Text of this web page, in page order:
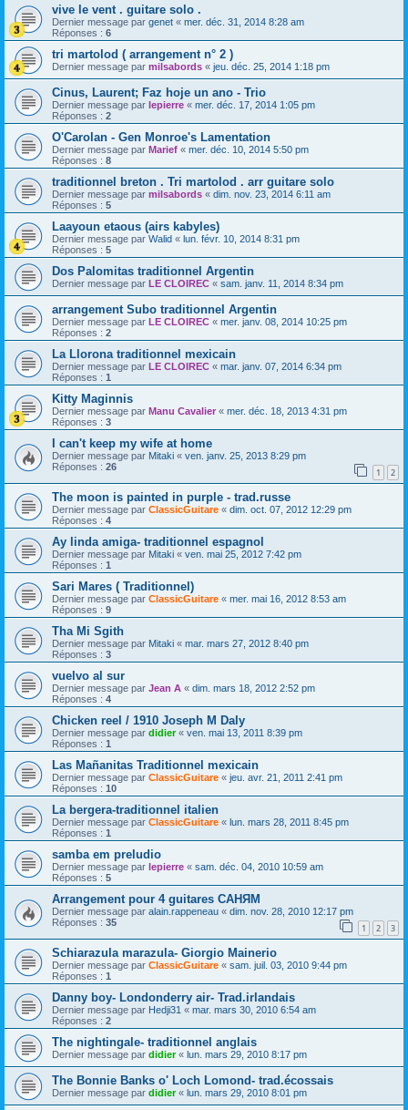
vive le vent . guitare solo .
Dernier message par genet « mer. déc. 31, 2014 8:28 am
Réponses : 6
tri martolod ( arrangement n° 2 )
Dernier message par milsabords « jeu. déc. 25, 2014 1:18 pm
Cinus, Laurent; Faz hoje un ano - Trio
Dernier message par lepierre « mer. déc. 17, 2014 1:05 pm
Réponses : 2
O'Carolan - Gen Monroe's Lamentation
Dernier message par Marief « mer. déc. 10, 2014 5:50 pm
Réponses : 8
traditionnel breton . Tri martolod . arr guitare solo
Dernier message par milsabords « dim. nov. 23, 2014 6:11 am
Réponses : 5
Laayoun etaous (airs kabyles)
Dernier message par Walid « lun. févr. 10, 2014 8:31 pm
Réponses : 5
Dos Palomitas traditionnel Argentin
Dernier message par LE CLOIREC « sam. janv. 11, 2014 8:34 pm
arrangement Subo traditionnel Argentin
Dernier message par LE CLOIREC « mer. janv. 08, 2014 10:25 pm
Réponses : 2
La Llorona traditionnel mexicain
Dernier message par LE CLOIREC « mar. janv. 07, 2014 6:34 pm
Réponses : 1
Kitty Maginnis
Dernier message par Manu Cavalier « mer. déc. 18, 2013 4:31 pm
Réponses : 3
I can't keep my wife at home
Dernier message par Mitaki « ven. janv. 25, 2013 8:29 pm
Réponses : 26 1 2
The moon is painted in purple - trad.russe
Dernier message par ClassicGuitare « dim. oct. 07, 2012 12:29 pm
Réponses : 4
Ay linda amiga- traditionnel espagnol
Dernier message par Mitaki « ven. mai 25, 2012 7:42 pm
Réponses : 1
Sari Mares ( Traditionnel)
Dernier message par ClassicGuitare « mer. mai 16, 2012 8:53 am
Réponses : 9
Tha Mi Sgith
Dernier message par Mitaki « mar. mars 27, 2012 8:40 pm
Réponses : 3
vuelvo al sur
Dernier message par Jean A « dim. mars 18, 2012 2:52 pm
Réponses : 4
Chicken reel / 1910 Joseph M Daly
Dernier message par didier« ven. mai 13, 2011 8:39 pm
Réponses : 1
Las Mañanitas Traditionnel mexicain
Dernier message par ClassicGuitare « jeu. avr. 21, 2011 2:41 pm
Réponses : 10
La bergera-traditionnel italien
Dernier message par ClassicGuitare « lun. mars 28, 2011 8:45 pm
Réponses : 1
samba em preludio
Dernier message par lepierre « sam. déc. 04, 2010 10:59 am
Réponses : 5
Arrangement pour 4 guitares САНЯМ
Dernier message par alain.rappeneau « dim. nov. 28, 2010 12:17 pm
Réponses : 35 1 2 3
Schiarazula marazula- Giorgio Mainerio
Dernier message par ClassicGuitare « sam. juil. 03, 2010 9:44 pm
Réponses : 1
Danny boy- Londonderry air- Trad.irlandais
Dernier message par Hedji31 « mar. mars 30, 2010 6:54 am
Réponses : 2
The nightingale- traditionnel anglais
Dernier message par didier« lun. mars 29, 2010 8:17 pm
The Bonnie Banks o' Loch Lomond- trad.écossais
Dernier message par didier« lun. mars 29, 2010 8:01 pm